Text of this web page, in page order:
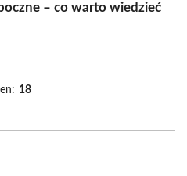
– co warto wiedzieć
18